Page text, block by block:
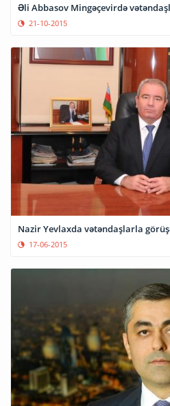
Əli Abbasov Mingəçevirdə
21-10-2015
Nazir Yevlaxda vətəndaşlarla
17-06-2015